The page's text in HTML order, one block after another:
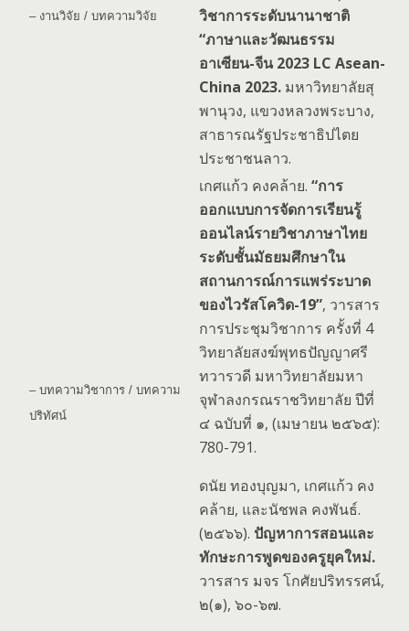
– งานวิจัย / บทความวิจัย
วิชาการระดับนานาชาติ
“ภาษาและวัฒนธรรม
อาเซียน-จีน 2023 LC Asean-
China 2023. มหาวิทยาลัยสุ
พานุวง, แขวงหลวงพระบาง,
สาธารณรัฐประชาธิปไตย
ประชาชนลาว.
– บทความวิชาการ / บทความ
ปริทัศน์
เกศแก้ว คงคล้าย. “การ
ออกแบบการจัดการเรียนรู้
ออนไลน์รายวิชาภาษาไทย
ระดับชั้นมัธยมศึกษาใน
สถานการณ์การแพร่ระบาด
ของไวรัสโควิด-19”, วารสาร
การประชุมวิชาการ ครั้งที่ 4
วิทยาลัยสงฆ์พุทธปัญญาศรี
ทวารวดี มหาวิทยาลัยมหา
จุฬาลงกรณราชวิทยาลัย ปีที่
๔ ฉบับที่ ๑, (เมษายน ๒๕๖๕):
780-791.
ดนัย ทองบุญมา, เกศแก้ว คง
คล้าย, และนัชพล คงพันธ์.
(๒๕๖๖). ปัญหาการสอนและ
ทักษะการพูดของครูยุคใหม่.
วารสาร มจร โกศัยปริทรรศน์,
๒(๑), ๖๐-๖๗.